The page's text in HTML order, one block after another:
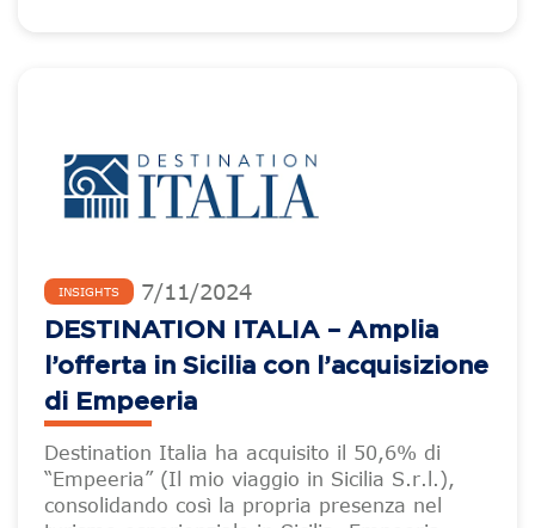
INSIGHTS 7/11/2024
DESTINATION ITALIA – Amplia
l’offerta in Sicilia con l’acquisizione
di Empeeria
Destination Italia ha acquisito il 50,6% di
“Empeeria” (Il mio viaggio in Sicilia S.r.l.),
consolidando così la propria presenza nel